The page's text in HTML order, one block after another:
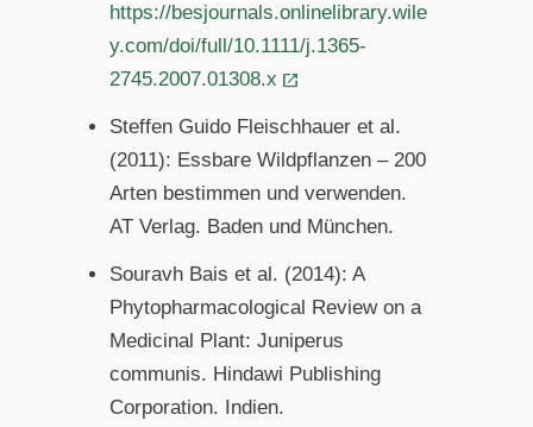
https://besjournals.onlinelibrary.wile
y.com/doi/full/10.1111/j.1365-
2745.2007.01308.x
Steffen Guido Fleischhauer et al.
(2011): Essbare Wildpflanzen – 200
Arten bestimmen und verwenden.
AT Verlag. Baden und München.
Souravh Bais et al. (2014): A
Phytopharmacological Review on a
Medicinal Plant: Juniperus
communis. Hindawi Publishing
Corporation. Indien.